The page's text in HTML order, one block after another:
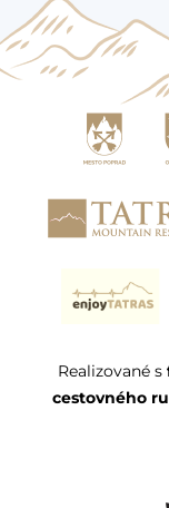
Realizované s
cestovného